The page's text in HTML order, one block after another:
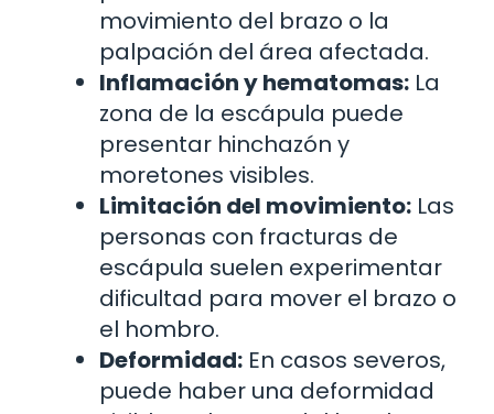
movimiento del brazo o la
palpación del área afectada.
Inflamación y hematomas: La
zona de la escápula puede
presentar hinchazón y
moretones visibles.
Limitación del movimiento: Las
personas con fracturas de
escápula suelen experimentar
dificultad para mover el brazo o
el hombro.
Deformidad: En casos severos,
puede haber una deformidad